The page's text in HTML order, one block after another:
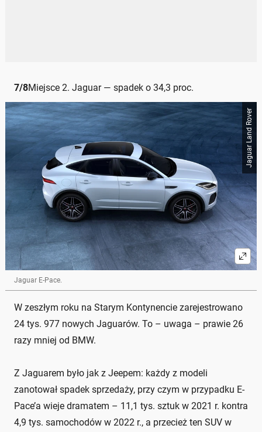
7/8Miejsce 2. Jaguar — spadek o 34,3 proc.
Jaguar Land Rover
Jaguar E-Pace.
W zeszłym roku na Starym Kontynencie zarejestrowano
24 tys. 977 nowych Jaguarów. To – uwaga – prawie 26
razy mniej od BMW.
Z Jaguarem było jak z Jeepem: każdy z modeli
zanotował spadek sprzedaży, przy czym w przypadku E-
Pace’a wieje dramatem – 11,1 tys. sztuk w 2021 r. kontra
4,9 tys. samochodów w 2022 r., a przecież ten SUV w